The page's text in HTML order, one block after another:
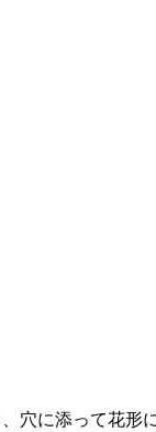
穴に添って花形